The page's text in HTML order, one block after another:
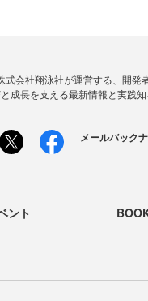
式会社翔泳社が運営する、開
成長を支える最新情報と実践知
メールバック
ント